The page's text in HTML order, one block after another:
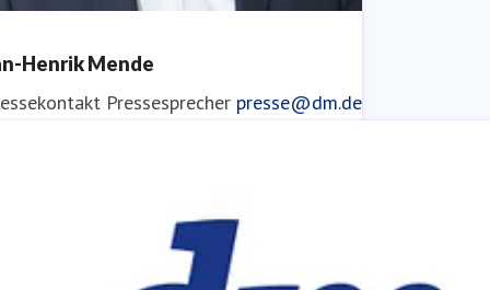
Henrik Mende
Pressesprecher presse@dm.de